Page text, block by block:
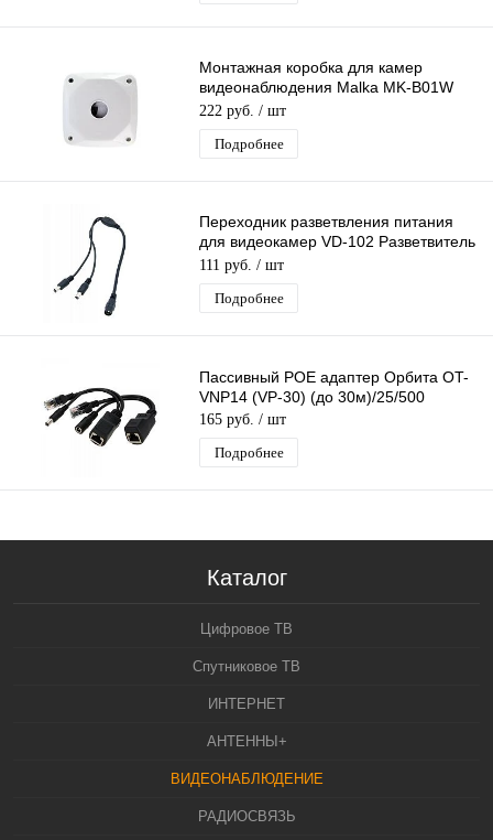
Монтажная коробка для камер
видеонаблюдения Malka MK-B01W
распределительная для монтажа
видеокамер
222 руб. / шт
Подробнее
Переходник разветвления питания
для видеокамер VD-102 Разветвитель
питания на 2 штекера/1000
111 руб. / шт
Подробнее
Пассивный POE адаптер Орбита OT-
VNP14 (VP-30) (до 30м)/25/500
165 руб. / шт
Подробнее
Каталог
Цифровое ТВ
Спутниковое ТВ
ИНТЕРНЕТ
АНТЕННЫ+
ВИДЕОНАБЛЮДЕНИЕ
РАДИОСВЯЗЬ